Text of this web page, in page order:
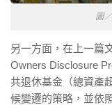
圖
另一方面，在上一篇
Owners Disclosure
共退休基金（總資產
候變遷的策略，並依